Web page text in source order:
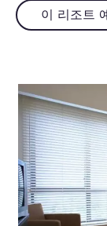
이 리조트